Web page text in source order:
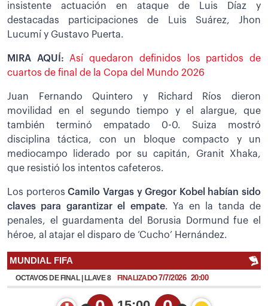
insistente actuación en ataque de Luis Díaz y
destacadas participaciones de Luis Suárez, Jhon
Lucumí y Gustavo Puerta.
MIRA AQUÍ: Así quedaron definidos los partidos de
cuartos de final de la Copa del Mundo 2026
Juan Fernando Quintero y Richard Ríos dieron
movilidad en el segundo tiempo y el alargue, que
también terminó empatado 0-0. Suiza mostró
disciplina táctica, con un bloque compacto y un
mediocampo liderado por su capitán, Granit Xhaka,
que resistió los intentos cafeteros.
Los porterosCamilo Vargas y Gregor Kobel habían sido
claves para garantizar el empate. Ya en la tanda de
penales, el guardamenta del Borusia Dormund fue el
héroe, al atajar el disparo de ‘Cucho’ Hernández.